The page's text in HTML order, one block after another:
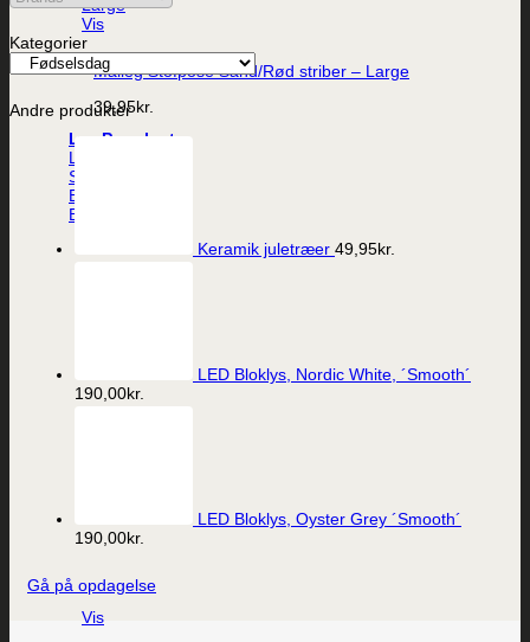
Vis
Maileg Stofpose Sand/Rød striber – Large
39,95kr.
Lys
LED-lys
Stearinlys
Ester og Erik lys
Batterier
Vis
Kategorier
Andre produkter
Keramik juletræer 49,95kr.
LED Bloklys, Nordic White, ´Smooth´
190,00kr.
LED Bloklys, Oyster Grey ´Smooth´
190,00kr.
Gå på opdagelse